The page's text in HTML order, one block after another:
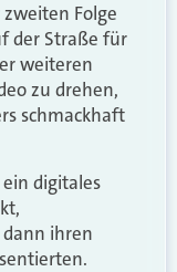
Folge
der Straße für
weiteren
zu drehen,
schmackhaft
digitales
dann ihren